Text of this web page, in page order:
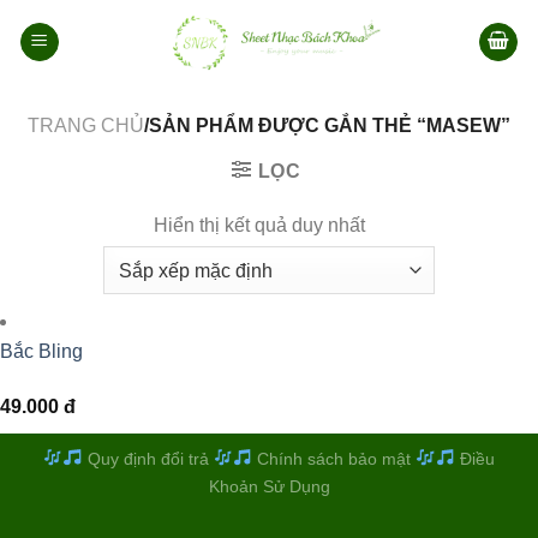
qua
TRANG CHỦ/SẢN PHẨM ĐƯỢC GẮN THẺ “MASEW”
LỌC
Hiển thị kết quả duy nhất
Bắc Bling
49.000 đ
Quy định đổi trả Chính sách bảo mật
Điều
Khoản Sử Dụng